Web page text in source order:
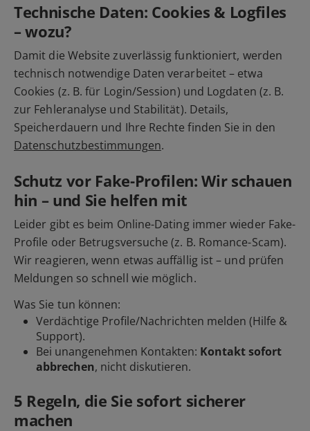
Technische Daten: Cookies & Logfiles
– wozu?
Damit die Website zuverlässig funktioniert, werden
technisch notwendige Daten verarbeitet – etwa
Cookies (z. B. für Login/Session) und Logdaten (z. B.
zur Fehleranalyse und Stabilität). Details,
Speicherdauern und Ihre Rechte finden Sie in den
Datenschutzbestimmungen.
Schutz vor Fake-Profilen: Wir schauen
hin – und Sie helfen mit
Leider gibt es beim Online-Dating immer wieder Fake-
Profile oder Betrugsversuche (z. B. Romance-Scam).
Wir reagieren, wenn etwas auffällig ist – und prüfen
Meldungen so schnell wie möglich.
Was Sie tun können:
Verdächtige Profile/Nachrichten melden (Hilfe &
Support).
Bei unangenehmen Kontakten: Kontakt sofort
abbrechen, nicht diskutieren.
5 Regeln, die Sie sofort sicherer
machen